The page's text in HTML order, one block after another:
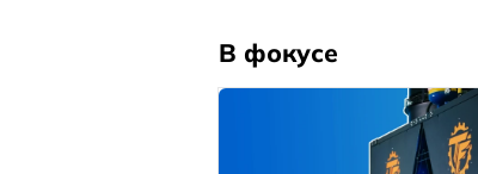
В фокусе